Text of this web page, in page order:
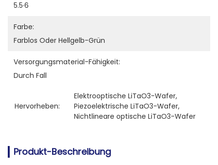
5.5·6
Farbe:
Farblos Oder Hellgelb-Grün
Versorgungsmaterial-Fähigkeit:
Durch Fall
Hervorheben:
Elektrooptische LiTaO3-Wafer,
Piezoelektrische LiTaO3-Wafer,
Nichtlineare optische LiTaO3-Wafer
Produkt-Beschreibung